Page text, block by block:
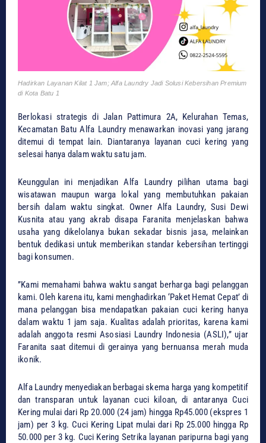
Hadirkan Layanan Kilat 1 Jam; Alfa Laundry Jadi Solusi Kebersihan Premium
di Kota Batu 1
​Berlokasi strategis di Jalan Pattimura 2A, Kelurahan Temas,
Kecamatan Batu Alfa Laundry menawarkan inovasi yang jarang
ditemui di tempat lain. Diantaranya layanan cuci kering yang
selesai hanya dalam waktu satu jam.
Keunggulan ini menjadikan Alfa Laundry pilihan utama bagi
wisatawan maupun warga lokal yang membutuhkan pakaian
bersih dalam waktu singkat. ​Owner Alfa Laundry, Susi Dewi
Kusnita atau yang akrab disapa Faranita menjelaskan bahwa
usaha yang dikelolanya bukan sekadar bisnis jasa, melainkan
bentuk dedikasi untuk memberikan standar kebersihan tertinggi
bagi konsumen.
​”Kami memahami bahwa waktu sangat berharga bagi pelanggan
kami. Oleh karena itu, kami menghadirkan ‘Paket Hemat Cepat’ di
mana pelanggan bisa mendapatkan pakaian cuci kering hanya
dalam waktu 1 jam saja. Kualitas adalah prioritas, karena kami
adalah anggota resmi Asosiasi Laundry Indonesia (ASLI),” ujar
Faranita saat ditemui di gerainya yang bernuansa merah muda
ikonik.
Alfa Laundry menyediakan berbagai skema harga yang kompetitif
dan transparan untuk layanan cuci kiloan, di antaranya ​Cuci
Kering mulai dari Rp 20.000 (24 jam) hingga Rp45.000 (ekspres 1
jam) per 3 kg. ​Cuci Kering Lipat mulai dari Rp 25.000 hingga Rp
50.000 per 3 kg. ​Cuci Kering Setrika layanan paripurna bagi yang